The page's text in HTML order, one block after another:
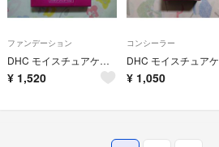
ファンデーション
DHC モイスチュアケア クリアパウダリーファンデーション イエローオークル02
¥ 1,520
コンシーラー
¥ 1,050